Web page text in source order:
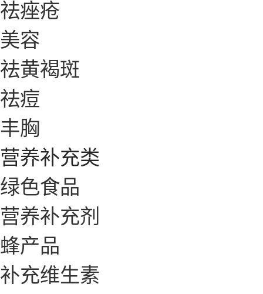
祛痤疮
美容
祛黄褐斑
祛痘
丰胸
营养补充类
绿色食品
营养补充剂
蜂产品
补充维生素